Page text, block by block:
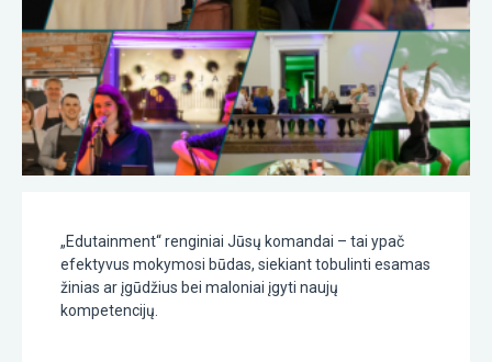
„Edutainment“ renginiai Jūsų komandai – tai ypač
efektyvus mokymosi būdas, siekiant tobulinti esamas
žinias ar įgūdžius bei maloniai įgyti naujų
kompetencijų.